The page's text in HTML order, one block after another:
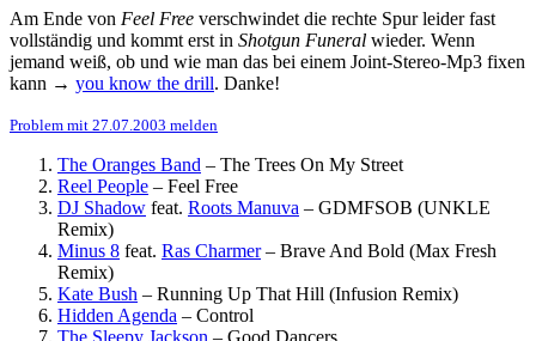
Am Ende von Feel Free verschwindet die rechte Spur leider fast
vollständig und kommt erst in Shotgun Funeral wieder. Wenn
jemand weiß, ob und wie man das bei einem Joint-Stereo-Mp3 fixen
kann → you know the drill. Danke!
Problem mit 27.07.2003 melden
The Oranges Band – The Trees On My Street
Reel People – Feel Free
DJ Shadow feat. Roots Manuva – GDMFSOB (UNKLE
Remix)
Minus 8 feat. Ras Charmer– Brave And Bold (Max Fresh
Remix)
Kate Bush – Running Up That Hill (Infusion Remix)
Hidden Agenda – Control